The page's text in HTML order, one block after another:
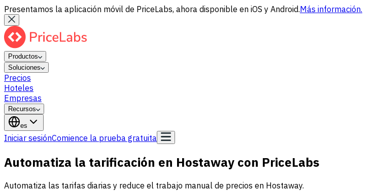
Presentamos la aplicación móvil de PriceLabs, ahora disponible en iOS y Android.Más información.
Productos
Soluciones
Precios
Hoteles
Empresas
Recursos
es
Iniciar sesiónComience la prueba gratuita
Automatiza la tarificación en Hostaway con PriceLabs
Automatiza las tarifas diarias y reduce el trabajo manual de precios en Hostaway.